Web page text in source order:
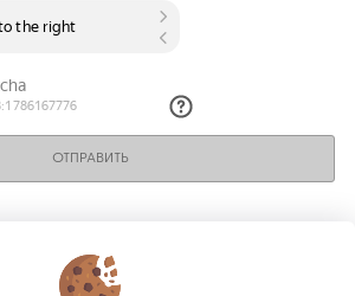
ОТПРАВИТЬ